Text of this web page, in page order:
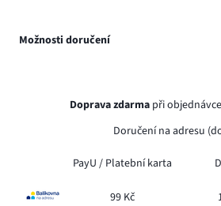
Možnosti doručení
Doprava zdarma při
Doručení na adresu
PayU / Platební karta
99 Kč